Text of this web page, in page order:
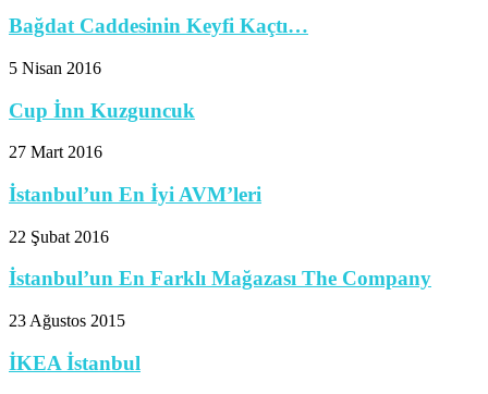
Bağdat Caddesinin Keyfi Kaçtı…
5 Nisan 2016
Cup İnn Kuzguncuk
27 Mart 2016
İstanbul’un En İyi AVM’leri
22 Şubat 2016
İstanbul’un En Farklı Mağazası The Company
23 Ağustos 2015
İKEA İstanbul